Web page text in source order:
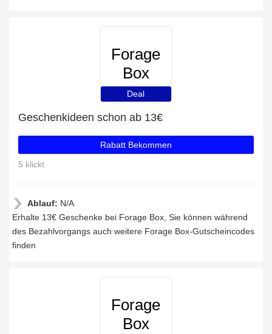
Forage
Box
Deal
Geschenkideen schon ab 13€
Rabatt Bekommen
5 klickt
Ablauf: N/A
Erhalte 13€ Geschenke bei Forage Box, Sie können während
des Bezahlvorgangs auch weitere Forage Box-Gutscheincodes
finden
Forage
Box